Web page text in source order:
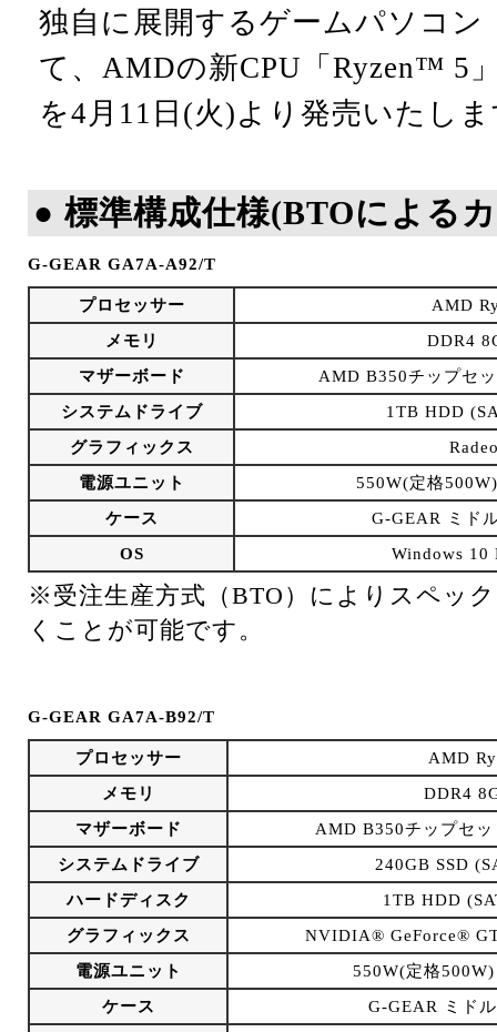
独自に展開するゲームパソコン
て、AMDの新CPU「Ryzen™ 5
を4月11日(火)より発売いたし
● 標準構成仕様(BTOによる
G-GEAR GA7A-A92/T
プロセッサー
AMD
メモリ
DDR4
マザーボード
AMD B350チップセ
システムドライブ
1TB HDD
グラフィックス
電源ユニット
550W(定格
ケース
G-GEAR ミド
OS
Windows 10
※受注生産方式（BTO）によりスペッ
くことが可能です。
G-GEAR GA7A-B92/T
プロセッサー
AMD
メモリ
DDR4
マザーボード
AMD B350チップセ
システムドライブ
240GB SSD
ハードディスク
1TB HDD
グラフィックス
NVIDIA® GeForce®
電源ユニット
550W(定格
ケース
G-GEAR ミド